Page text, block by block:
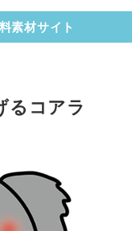
素材サイト
るコアラ